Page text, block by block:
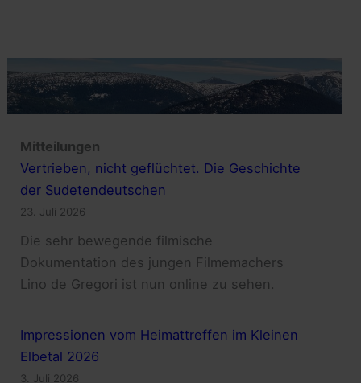
Mitteilungen
Vertrieben, nicht geflüchtet. Die Geschichte
der Sudetendeutschen
23. Juli 2026
Die sehr bewegende filmische
Dokumentation des jungen Filmemachers
Lino de Gregori ist nun online zu sehen.
Impressionen vom Heimattreffen im Kleinen
Elbetal 2026
3. Juli 2026